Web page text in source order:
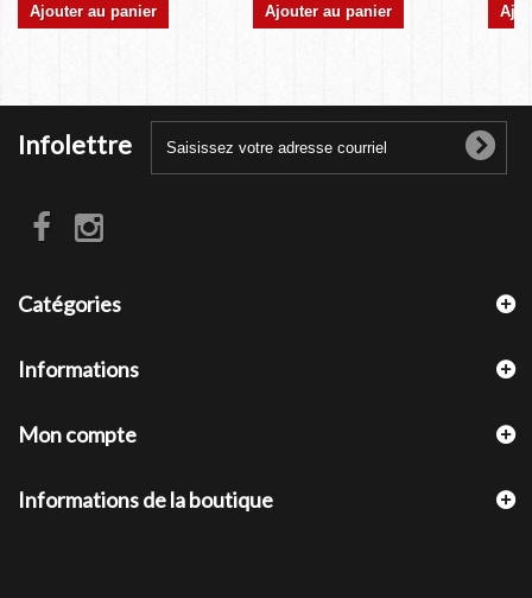
Ajouter au panier Ajouter au panier
Infolettre
Catégories
Informations
Mon compte
Informations de la boutique